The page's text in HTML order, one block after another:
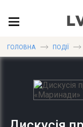
ГОЛОВНА ПОДІЇ